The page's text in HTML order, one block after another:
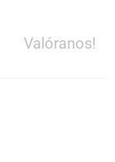
Valóranos!